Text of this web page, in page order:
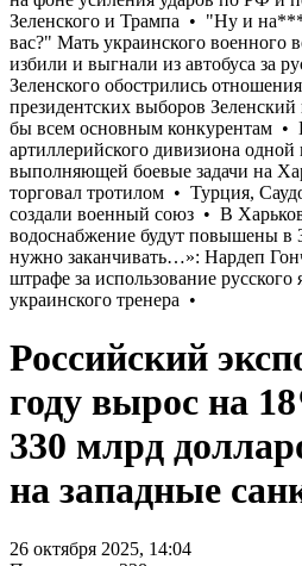
Российский
году вырос на
330 млрд
на западные
26 октября 2025, 14:04